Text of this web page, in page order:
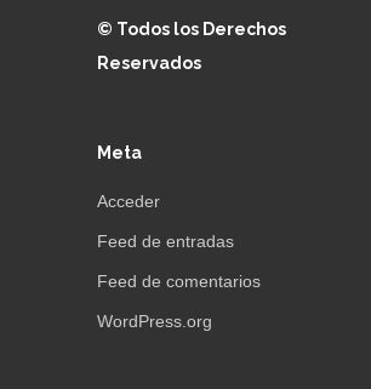
© Todos los Derechos
Reservados
Meta
Acceder
Feed de entradas
Feed de comentarios
WordPress.org